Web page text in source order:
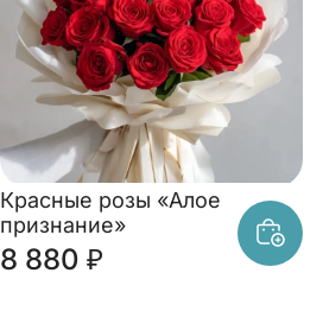
Красные розы «Алое
признание»
8 880 ₽